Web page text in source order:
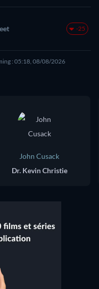
-25
: 05:18, 08/08/2026
John Cusack
Dr. Kevin Christie